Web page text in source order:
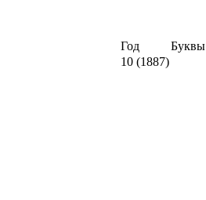
Год Буквы
10 (1887)